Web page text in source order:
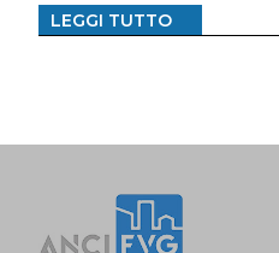
LEGGI TUTTO